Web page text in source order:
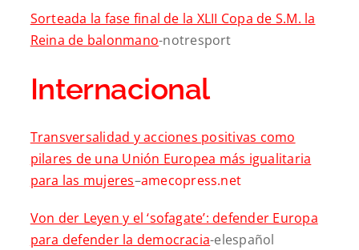
Sorteada la fase final de la XLII Copa de S.M. la
Reina de balonmano-notresport
Internacional
Transversalidad y acciones positivas como
pilares de una Unión Europea más igualitaria
para las mujeres–amecopress.net
Von der Leyen y el ‘sofagate’: defender Europa
para defender la democracia-elespañol